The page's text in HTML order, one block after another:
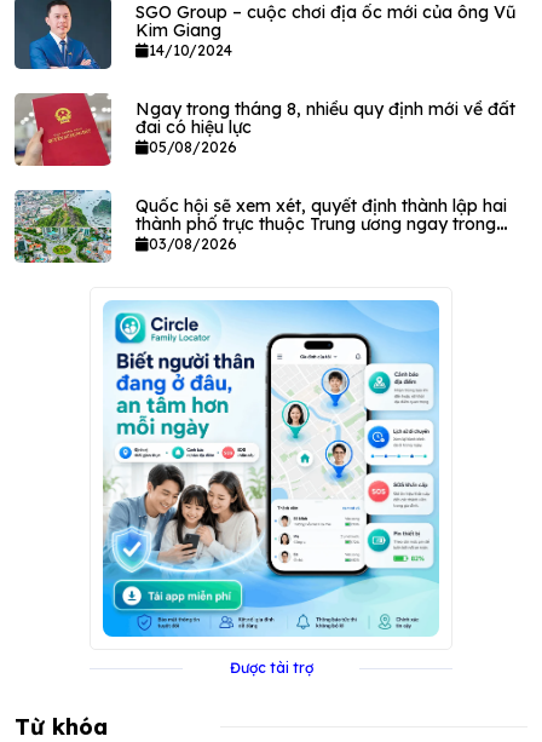
SGO Group – cuộc chơi địa ốc mới của ông Vũ
Kim Giang
14/10/2024
Ngay trong tháng 8, nhiều quy định mới về đất
đai có hiệu lực
05/08/2026
Quốc hội sẽ xem xét, quyết định thành lập hai
thành phố trực thuộc Trung ương ngay trong
tháng này
03/08/2026
Được tài trợ
Từ khóa